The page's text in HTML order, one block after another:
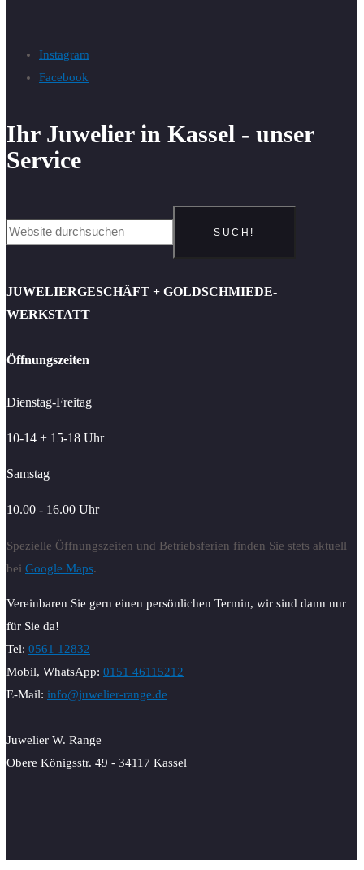
Instagram
Facebook
Ihr Juwelier in Kassel - unser
Service
SUCH!
JUWELIERGESCHÄFT + GOLDSCHMIEDE-
WERKSTATT
Öffnungszeiten
Dienstag-Freitag
10-14 + 15-18 Uhr
Samstag
10.00 - 16.00 Uhr
Spezielle Öffnungszeiten und Betriebsferien finden Sie stets aktuell
bei Google Maps.
Vereinbaren Sie gern einen persönlichen Termin, wir sind dann nur
für Sie da!
Tel: 0561 12832
Mobil, WhatsApp: 0151 46115212
E-Mail: info@juwelier-range.de
Juwelier W. Range
Obere Königsstr. 49 - 34117 Kassel